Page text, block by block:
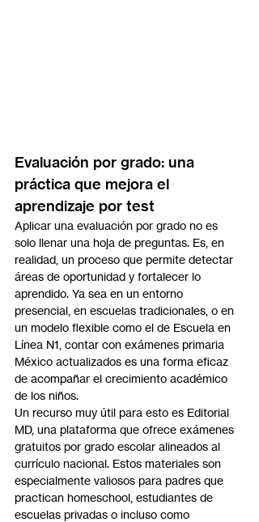
Evaluación por grado: una
práctica que mejora el
aprendizaje por test
Aplicar una evaluación por grado no es
solo llenar una hoja de preguntas. Es, en
realidad, un proceso que permite detectar
áreas de oportunidad y fortalecer lo
aprendido. Ya sea en un entorno
presencial, en escuelas tradicionales, o en
un modelo flexible como el de Escuela en
Línea N1, contar con exámenes primaria
México actualizados es una forma eficaz
de acompañar el crecimiento académico
de los niños.
Un recurso muy útil para esto es Editorial
MD, una plataforma que ofrece exámenes
gratuitos por grado escolar alineados al
currículo nacional. Estos materiales son
especialmente valiosos para padres que
practican homeschool, estudiantes de
escuelas privadas o incluso como